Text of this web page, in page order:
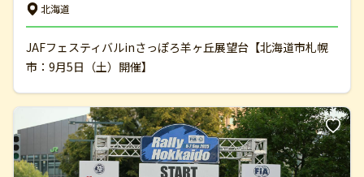
北海道
JAFフェスティバルinさっぽろ羊ヶ丘展望台【北海道市札幌
市：9月5日（土）開催】